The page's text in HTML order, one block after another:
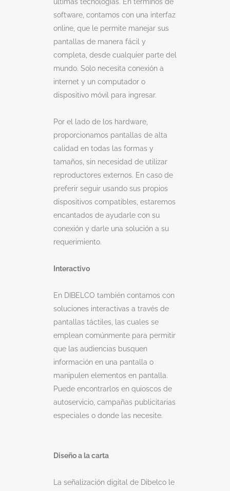
software, contamos con una interfaz
online, que le permite manejar sus
pantallas de manera fácil y
completa, desde cualquier parte del
mundo. Solo necesita conexión a
internet y un computador o
dispositivo móvil para ingresar.
Por el lado de los hardware,
proporcionamos pantallas de alta
calidad en todas las formas y
tamaños, sin necesidad de utilizar
reproductores externos. En caso de
preferir seguir usando sus propios
dispositivos compatibles, estaremos
encantados de ayudarle con su
conexión y darle una solución a su
requerimiento.
Interactivo
En DIBELCO también contamos con
soluciones interactivas a través de
pantallas táctiles, las cuales se
emplean comúnmente para permitir
que las audiencias busquen
información en una pantalla o
manipulen elementos en pantalla.
Puede encontrarlos en quioscos de
autoservicio, campañas publicitarias
especiales o donde las necesite.
Diseño a la carta
La señalización digital de Dibelco le